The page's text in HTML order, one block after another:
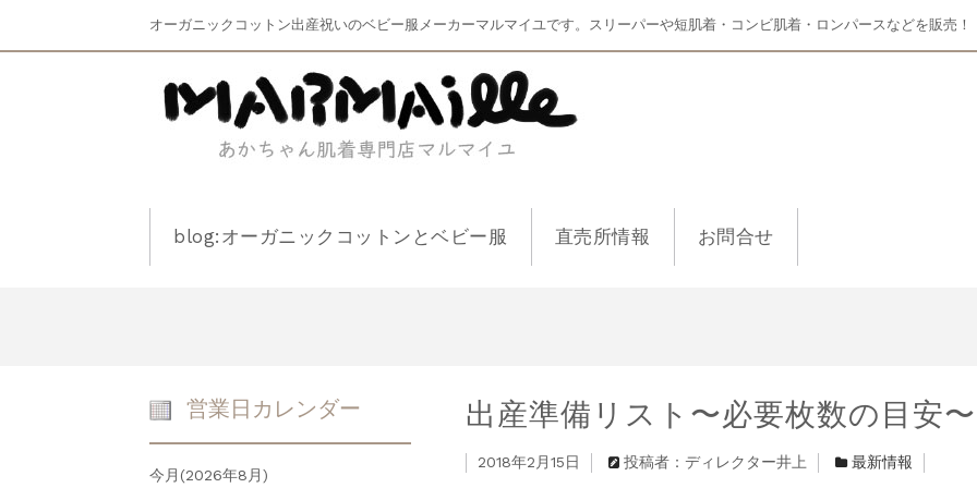
オーガニックコットン出産祝いのベビー服メーカーマルマイユです。スリーパーや短肌着・コンビ肌着・ロンパースなどを販売！
blog:オーガニックコットンとベビー服 直売所情報 お問合せ
出産準備リスト〜必要枚数の目安〜
2018年2月15日 投稿者：ディレクター井上 最新情報
営業日カレンダー
今月(2026年8月)